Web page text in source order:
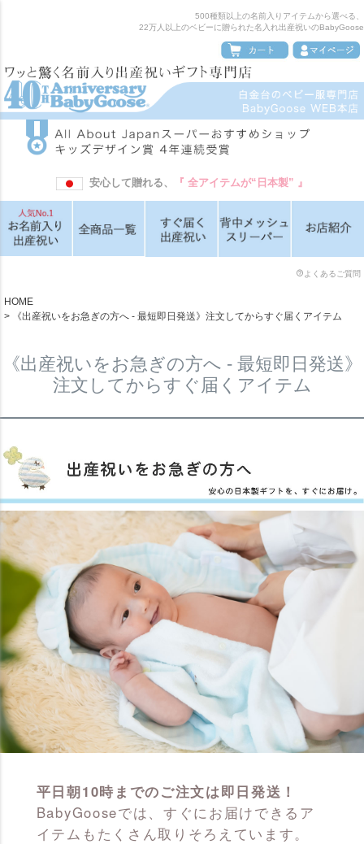
500種類以上の名前入りアイテムから選べる、
22万人以上のベビーに贈られた名入れ出産祝いのBabyGoose
安心して贈れる、 『 全アイテムが“日本製” 』
よくあるご質問
HOME
《出産祝いをお急ぎの方へ - 最短即日発送》注文してからすぐ届くアイテム
《出産祝いをお急ぎの方へ - 最短即日発送》
注文してからすぐ届くアイテム
平日朝10時までのご注文は即日発送！
BabyGooseでは、すぐにお届けできるア
イテムもたくさん取りそろえています。